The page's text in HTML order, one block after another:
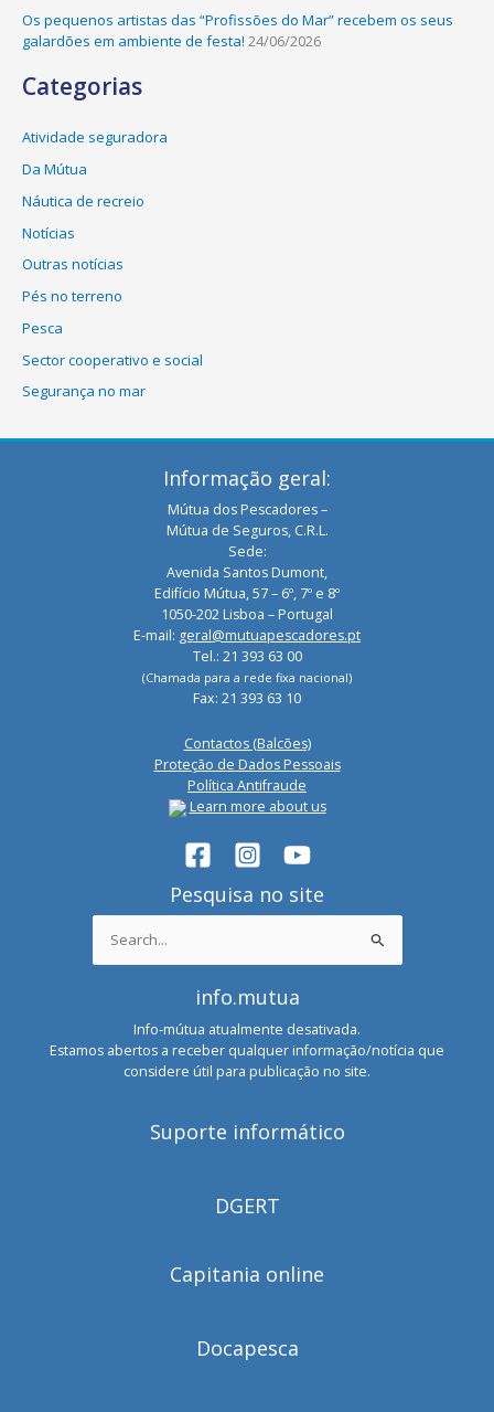
Os pequenos artistas das “Profissões do Mar” recebem os seus
galardões em ambiente de festa! 24/06/2026
Categorias
Atividade seguradora
Da Mútua
Náutica de recreio
Notícias
Outras notícias
Pés no terreno
Pesca
Sector cooperativo e social
Segurança no mar
Informação geral:
Mútua dos Pescadores –
Mútua de Seguros, C.R.L.
Sede:
Avenida Santos Dumont,
Edifício Mútua, 57 – 6º, 7º e 8º
1050-202 Lisboa – Portugal
E-mail: geral@mutuapescadores.pt
Tel.: 21 393 63 00
(Chamada para a rede fixa nacional)
Fax: 21 393 63 10
Contactos (Balcões)
Proteção de Dados Pessoais
Política Antifraude
Learn more about us
Pesquisa no site
Search
for:
info.mutua
Info-mútua atualmente desativada.
Estamos abertos a receber qualquer informação/notícia que
considere útil para publicação no site.
Suporte informático
DGERT
Capitania online
Docapesca